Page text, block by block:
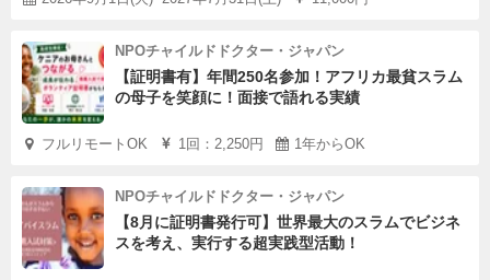
NPOチャイルドドクター・ジャパン
【証明書有】年間250名参加！アフリカ最貧スラム
の母子を笑顔に！面接で語れる実績
フルリモートOK 1回：2,250円 1年からOK
NPOチャイルドドクター・ジャパン
【8月に証明書発行可】世界最大のスラムでビジネ
スを考え、実行する超実践型活動！